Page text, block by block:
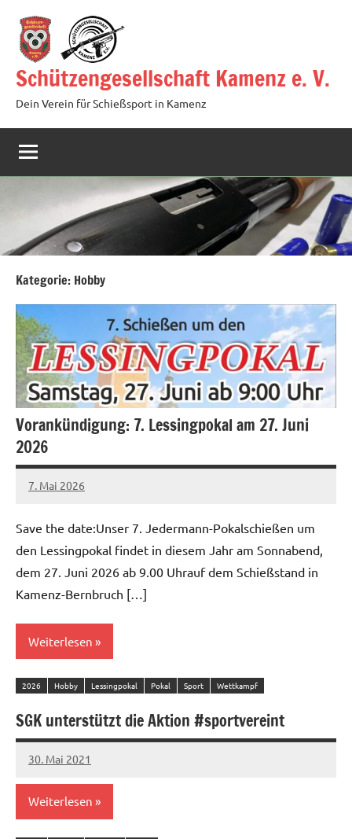
Inhalt
springen
Schützengesellschaft Kamenz e. V.
Dein Verein für Schießsport in Kamenz
Kategorie: Hobby
Vorankündigung: 7. Lessingpokal am 27. Juni
2026
7. Mai 2026
admin
Save the date:Unser 7. Jedermann-Pokalschießen um
den Lessingpokal findet in diesem Jahr am Sonnabend,
dem 27. Juni 2026 ab 9.00 Uhrauf dem Schießstand in
Kamenz-Bernbruch […]
Weiterlesen
2026 Hobby Lessingpokal Pokal Sport Wettkampf
SGK unterstützt die Aktion #sportvereint
30. Mai 2021
admin
Weiterlesen